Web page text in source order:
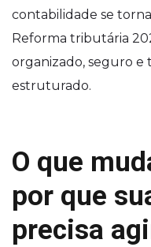
contabilidade se
Reforma tributária
organizado, seguro
estruturado.
O que
por que
precisa